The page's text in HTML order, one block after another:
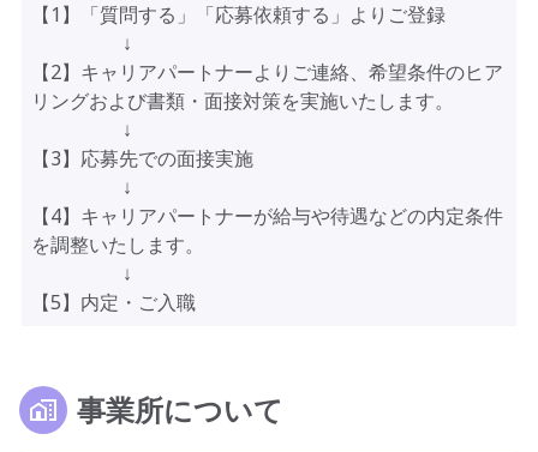
【1】「質問する」「応募依頼する」よりご登録
↓
【2】キャリアパートナーよりご連絡、希望条件のヒア
リングおよび書類・面接対策を実施いたします。
↓
【3】応募先での面接実施
↓
【4】キャリアパートナーが給与や待遇などの内定条件
を調整いたします。
↓
【5】内定・ご入職
事業所について